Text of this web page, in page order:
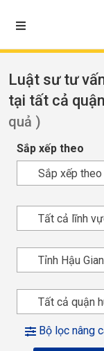
Luật sư tư
tại tất cả
quả )
Sắp xếp theo
Sắp xếp theo
Tất cả lĩnh
Tỉnh Hậu
Tất cả quận
Bộ lọc nâng